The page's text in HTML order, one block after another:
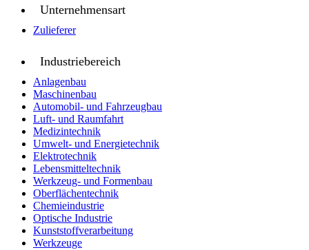
Unternehmensart
Zulieferer
Industriebereich
Anlagenbau
Maschinenbau
Automobil- und Fahrzeugbau
Luft- und Raumfahrt
Medizintechnik
Umwelt- und Energietechnik
Elektrotechnik
Lebensmitteltechnik
Werkzeug- und Formenbau
Oberflächentechnik
Chemieindustrie
Optische Industrie
Kunststoffverarbeitung
Werkzeuge